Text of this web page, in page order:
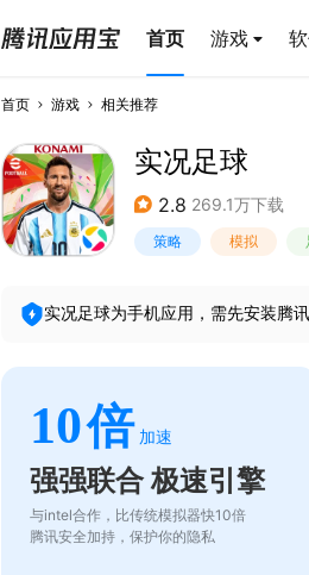
首页 游戏
首页 游戏 相关推荐
实况足球
2.8 269.1万下载
策略 模拟
实况足球为手机应用，需先安装腾
10倍 加速
强强联合 极速引擎
与intel合作，比传统模拟器快10倍
腾讯安全加持，保护你的隐私